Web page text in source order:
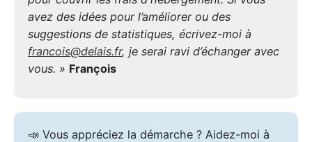
avez des idées pour l’améliorer ou des
suggestions de statistiques, écrivez-moi à
francois@delais.fr, je serai ravi d’échanger avec
vous. » François
📣 Vous appréciez la démarche ? Aidez-moi à